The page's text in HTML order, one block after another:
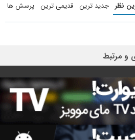
نظر جدید ترین قدیمی ترین پرسش ها
و مرتبط